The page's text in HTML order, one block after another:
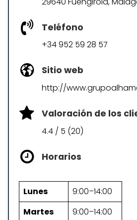
Teléfono
+34 952 59 28 57
Sitio web
http://
Valoración de los
4.4 / 5 (20)
Horarios
Lunes
9:00–14:00
Martes
9:00–14:00